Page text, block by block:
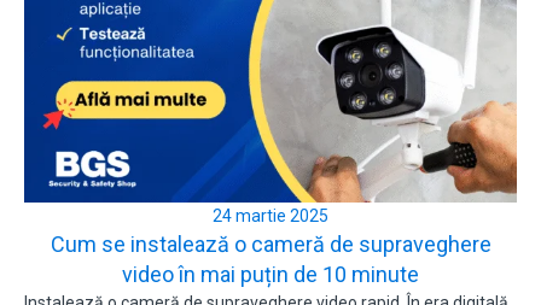
24 martie 2025
Cum se instalează o cameră de supraveghere
video în mai puțin de 10 minute